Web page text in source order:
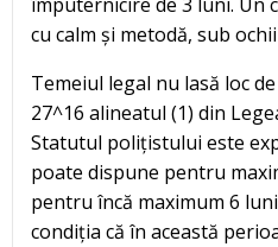
cu calm și metodă, sub
Temeiul legal nu lasă loc
27^16 alineatul (1) din
Statutul polițistului este
poate dispune pentru
pentru încă maximum 6
condiția că în această